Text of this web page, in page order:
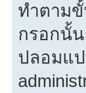
ทำตาม
กรอกนั้
ปลอมแ